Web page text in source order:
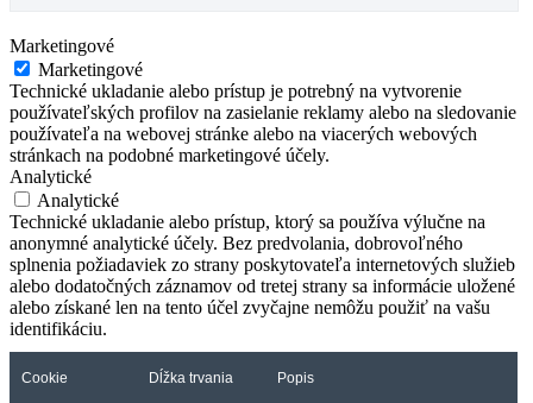
Marketingové
Marketingové
Technické ukladanie alebo prístup je potrebný na vytvorenie
používateľských profilov na zasielanie reklamy alebo na sledovanie
používateľa na webovej stránke alebo na viacerých webových
stránkach na podobné marketingové účely.
Analytické
Analytické
Technické ukladanie alebo prístup, ktorý sa používa výlučne na
anonymné analytické účely. Bez predvolania, dobrovoľného
splnenia požiadaviek zo strany poskytovateľa internetových služieb
alebo dodatočných záznamov od tretej strany sa informácie uložené
alebo získané len na tento účel zvyčajne nemôžu použiť na vašu
identifikáciu.
Cookie Dĺžka trvania Popis